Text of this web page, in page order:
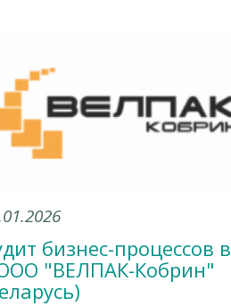
бизнес-процессов в
"ВЕЛПАК-Кобрин"